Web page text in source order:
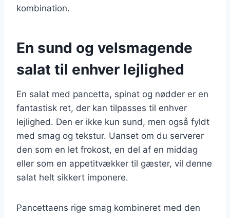
kombination.
En sund og velsmagende
salat til enhver lejlighed
En salat med pancetta, spinat og nødder er en
fantastisk ret, der kan tilpasses til enhver
lejlighed. Den er ikke kun sund, men også fyldt
med smag og tekstur. Uanset om du serverer
den som en let frokost, en del af en middag
eller som en appetitvækker til gæster, vil denne
salat helt sikkert imponere.
Pancettaens rige smag kombineret med den